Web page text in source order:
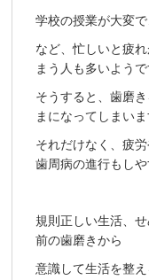
学校の授業が大変で
など、忙しいと疲
まう人も多いようで
そうすると、歯磨
まになってしまいま
それだけなく、疲
歯周病の進行もしや
規則正しい生活、
前の歯磨きから
意識して生活を整え